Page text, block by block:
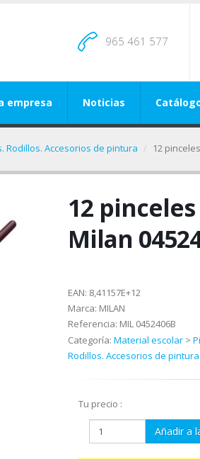
965 461 577
empresa Noticias
Rodillos. Accesorios de pintura 12
12 pinceles
Milan
EAN: 8,41157E+12
Marca: MILAN
Referencia: MIL 0452406B
Categoría: Material escolar>
Rodillos. Accesorios de pintura
Tu precio :
Añadir a